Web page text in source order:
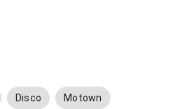
Disco Motown